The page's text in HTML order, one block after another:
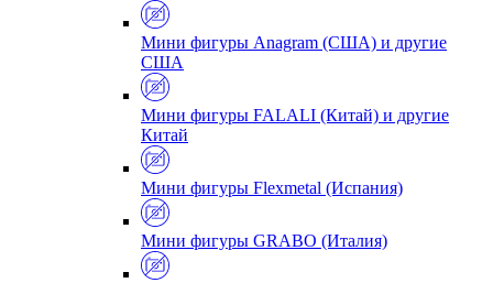
Мини фигуры Anagram (США) и другие
США
Мини фигуры FALALI (Китай) и другие
Китай
Мини фигуры Flexmetal (Испания)
Мини фигуры GRABO (Италия)